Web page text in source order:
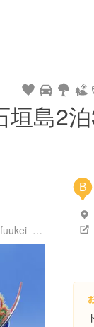
島2
http://www.city.ishigaki.okinawa.jp/100000/100500/ishigaki_fuukei_rekishi/123.html
B